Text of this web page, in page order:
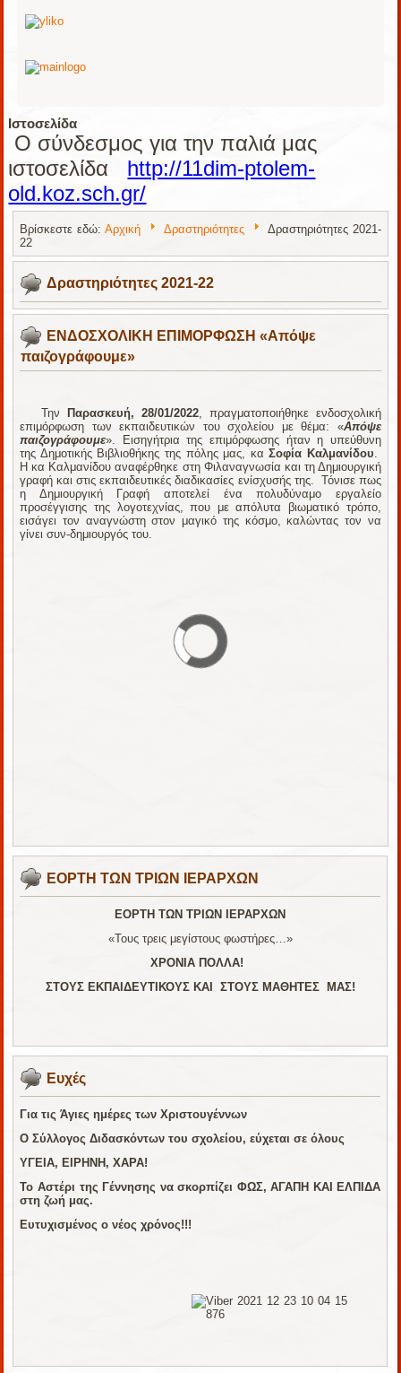
Ιστοσελίδα
Ο σύνδεσμος για την παλιά μας
ιστοσελίδα http://11dim-ptolem-
old.koz.sch.gr/
Βρίσκεστε εδώ:Αρχική Δραστηριότητες
Δραστηριότητες 2021-
22
Δραστηριότητες 2021-22
ΕΝΔΟΣΧΟΛΙΚΗ ΕΠΙΜΟΡΦΩΣΗ «Απόψε
παιζογράφουμε»
Την Παρασκευή, 28/01/2022, πραγματοποιήθηκε ενδοσχολική
επιμόρφωση των εκπαιδευτικών του σχολείου με θέμα: «Απόψε
παιζογράφουμε». Εισηγήτρια της επιμόρφωσης ήταν η υπεύθυνη
της Δημοτικής Βιβλιοθήκης της πόλης μας, καΣοφία Καλμανίδου
Η κα Καλμανίδου αναφέρθηκε στη Φιλαναγνωσία και τη Δημιουργική
γραφή και στις εκπαιδευτικές διαδικασίες ενίσχυσής της. Τόνισε πως
η Δημιουργική Γραφή αποτελεί ένα πολυδύναμο εργαλείο
προσέγγισης της λογοτεχνίας, που με απόλυτα βιωματικό τρόπο,
εισάγει τον αναγνώστη στον μαγικό της κόσμο, καλώντας τον να
γίνει συν-δημιουργός του.
ΕΟΡΤΗ ΤΩΝ ΤΡΙΩΝ ΙΕΡΑΡΧΩΝ
ΕΟΡΤΗ ΤΩΝ ΤΡΙΩΝ ΙΕΡΑΡΧΩΝ
«Τους τρεις μεγίστους φωστήρες…»
ΧΡΟΝΙΑ ΠΟΛΛΑ!
ΣΤΟΥΣ ΕΚΠΑΙΔΕΥΤΙΚΟΥΣ ΚΑΙ ΣΤΟΥΣ ΜΑΘΗΤΕΣ ΜΑΣ!
Ευχές
Για τις Άγιες ημέρες των Χριστουγέννων
Ο Σύλλογος Διδασκόντων του σχολείου, εύχεται σε όλους
ΥΓΕΙΑ, ΕΙΡΗΝΗ, ΧΑΡΑ!
Το Αστέρι της Γέννησης να σκορπίζει ΦΩΣ, ΑΓΑΠΗ ΚΑΙ ΕΛΠΙΔΑ
στη ζωή μας.
Ευτυχισμένος ο νέος χρόνος!!!